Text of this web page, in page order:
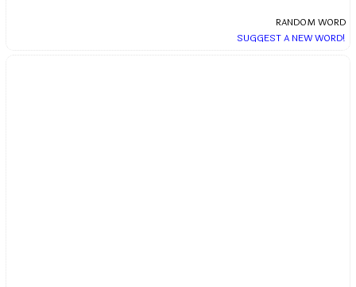
RANDOM WORD
SUGGEST A NEW WORD!